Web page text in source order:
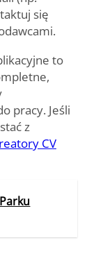
się
to
pracy. Jeśli
z
CV